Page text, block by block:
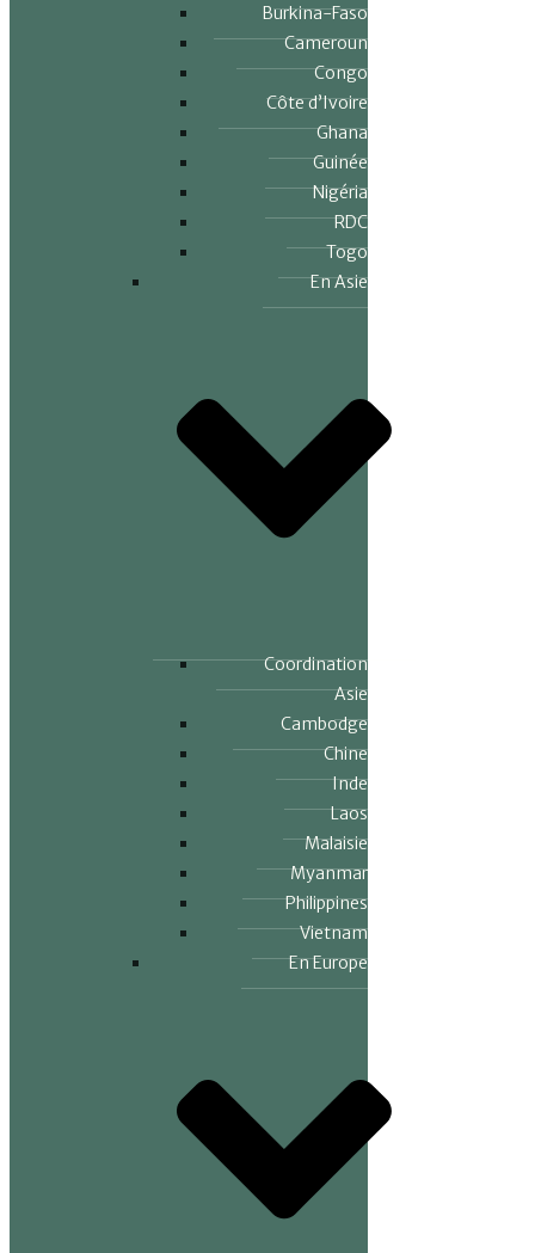
Burkina-Faso
Cameroun
Congo
Côte d’Ivoire
Ghana
Guinée
Nigéria
RDC
Togo
En Asie
Coordination
Asie
Cambodge
Chine
Inde
Laos
Malaisie
Myanmar
Philippines
Vietnam
En Europe